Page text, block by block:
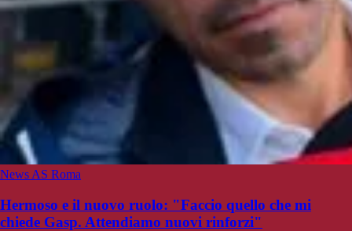
News AS Roma
Hermoso e il nuovo ruolo: "Faccio quello che mi
chiede Gasp. Attendiamo nuovi rinforzi"